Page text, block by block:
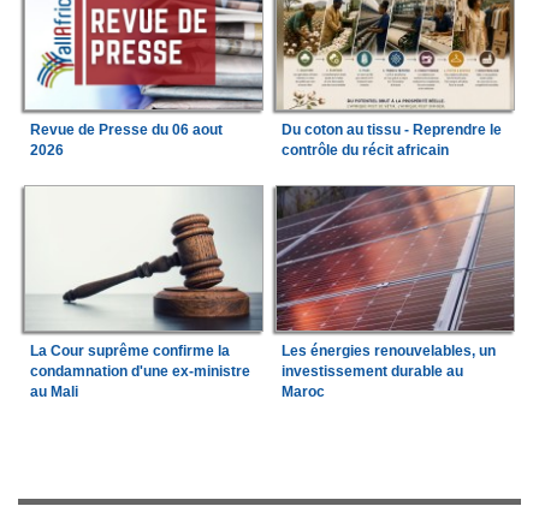
Revue de Presse du 06 aout
2026
Du coton au tissu - Reprendre le
contrôle du récit africain
La Cour suprême confirme la
condamnation d'une ex-ministre
au Mali
Les énergies renouvelables, un
investissement durable au
Maroc